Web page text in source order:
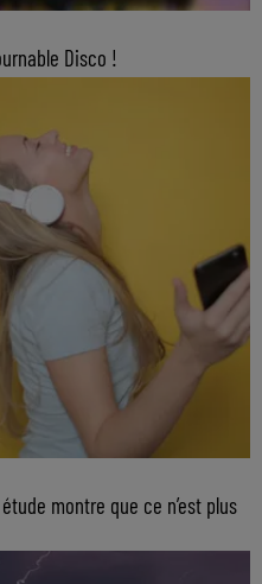
Disco !
montre que ce n’est plus